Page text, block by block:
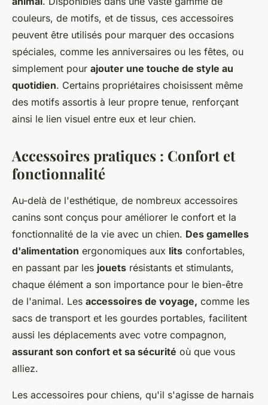
couleurs, de motifs, et de tissus, ces accessoires
peuvent être utilisés pour marquer des occasions
spéciales, comme les anniversaires ou les fêtes, ou
simplement pour ajouter une touche de style au
quotidien. Certains propriétaires choisissent même
des motifs assortis à leur propre tenue, renforçant
ainsi le lien visuel entre eux et leur chien.
Accessoires pratiques : Confort et
fonctionnalité
Au-delà de l'esthétique, de nombreux accessoires
canins sont conçus pour améliorer le confort et la
fonctionnalité de la vie avec un chien. Des gamelles
d'alimentation ergonomiques aux lits confortables,
en passant par les jouets résistants et stimulants,
chaque élément a son importance pour le bien-être
de l'animal. Les accessoires de voyage, comme les
sacs de transport et les gourdes portables, facilitent
aussi les déplacements avec votre compagnon,
assurant son confort et sa sécurité où que vous
alliez.
Les accessoires pour chiens, qu'il s'agisse de harnais